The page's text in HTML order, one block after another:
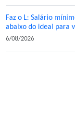
Faz o L: Salário
abaixo do ideal para
6/08/2026